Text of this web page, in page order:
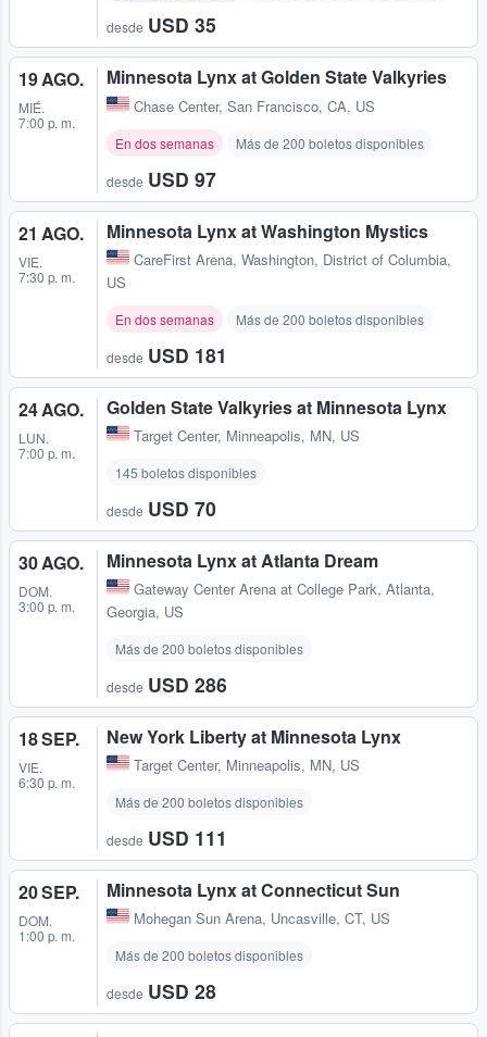
desde USD 35
19 AGO.
MIÉ.
7:00 p. m.
Minnesota Lynx at Golden State Valkyries
Chase Center, San Francisco, CA, US
En dos semanas Más de 200 boletos disponibles
desde USD 97
21 AGO.
VIE.
7:30 p. m.
Minnesota Lynx at Washington Mystics
CareFirst Arena, Washington, District of Columbia,
US
En dos semanas Más de 200 boletos disponibles
desde USD 181
24 AGO.
LUN.
7:00 p. m.
Golden State Valkyries at Minnesota Lynx
Target Center, Minneapolis, MN, US
145 boletos disponibles
desde USD 70
30 AGO.
DOM.
3:00 p. m.
Minnesota Lynx at Atlanta Dream
Gateway Center Arena at College Park, Atlanta,
Georgia, US
Más de 200 boletos disponibles
desde USD 286
18 SEP.
VIE.
6:30 p. m.
New York Liberty at Minnesota Lynx
Target Center, Minneapolis, MN, US
Más de 200 boletos disponibles
desde USD 111
20 SEP.
DOM.
1:00 p. m.
Minnesota Lynx at Connecticut Sun
Mohegan Sun Arena, Uncasville, CT, US
Más de 200 boletos disponibles
desde USD 28